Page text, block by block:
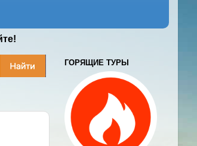
ГОРЯЩИЕ ТУРЫ